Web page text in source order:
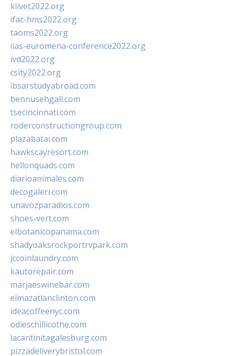
klivet2022.org
ifac-hms2022.org
taoms2022.org
iias-euromena-conference2022.org
ivd2022.org
csity2022.org
ibsarstudyabroad.com
bennusehgall.com
tsecincinnati.com
roderconstructiongroup.com
plazabatai.com
hawkscayresort.com
hellonquads.com
diarioanimales.com
decogaleri.com
unavozparadios.com
shoes-vert.com
elbotanicopanama.com
shadyoaksrockportrvpark.com
jccoinlaundry.com
kautorepair.com
marjaeswinebar.com
elmazatlanclinton.com
ideacoffeenyc.com
odieschillicothe.com
lacantinitagalesburg.com
pizzadeliverybristol.com